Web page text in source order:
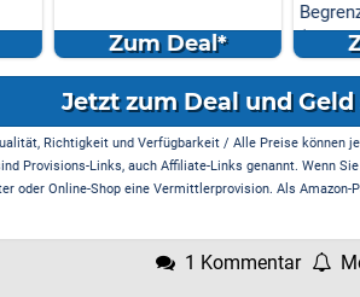
Zum Deal*
Jetzt zum Deal und
Richtigkeit und Verfügbarkeit / Alle Preise
Provisions-Links, auch Affiliate-Links genannt. Wenn
oder Online-Shop eine Vermittlerprovision. Als
1 Kommentar